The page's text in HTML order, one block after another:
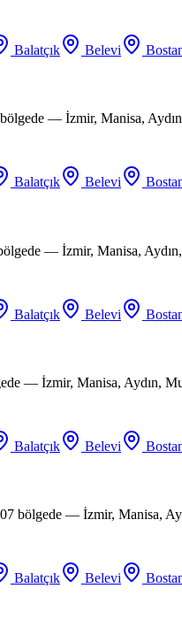
Balatçık Belevi
— İzmir, Manisa,
Balatçık Belevi
— İzmir, Manisa,
Balatçık Belevi
— İzmir, Manisa, Aydın,
Balatçık Belevi
bölgede — İzmir, Manisa,
Balatçık Belevi